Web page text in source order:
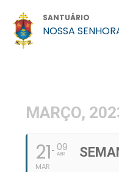
SANTUÁRIO
NOSSA
MARÇO,
21
MAR
09
ABR